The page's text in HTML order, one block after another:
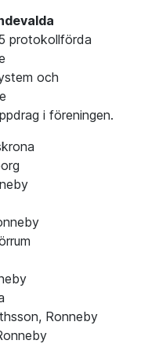
protokollförda
och
i föreningen.
Ronneby